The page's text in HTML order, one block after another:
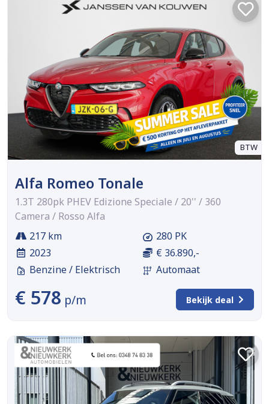
BTW
Alfa Romeo Tonale
1.3T 280pk PHEV Edizione Speciale / 20'' / 360
Camera / Rosso Alfa
217 km
2023
Benzine / Elektrisch
280 PK
€ 36.890,-
Automaat
€ 578 p/m Bekijk deal